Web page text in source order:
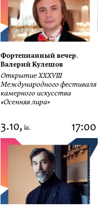
Фортепианный вечер.
Валерий Кулешов
Открытие ХХХVIII
Международного фестиваля
камерного искусства
«Осенняя лира»
3.10, la. 17:00